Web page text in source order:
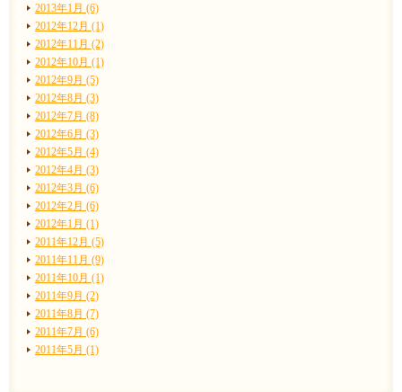
2013年1月 (6)
2012年12月 (1)
2012年11月 (2)
2012年10月 (1)
2012年9月 (5)
2012年8月 (3)
2012年7月 (8)
2012年6月 (3)
2012年5月 (4)
2012年4月 (3)
2012年3月 (6)
2012年2月 (6)
2012年1月 (1)
2011年12月 (5)
2011年11月 (9)
2011年10月 (1)
2011年9月 (2)
2011年8月 (7)
2011年7月 (6)
2011年5月 (1)